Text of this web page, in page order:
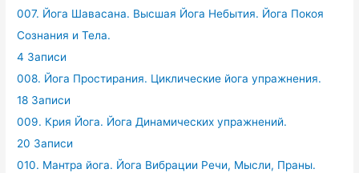
007. Йога Шавасана. Высшая Йога Небытия. Йога Покоя
Сознания и Тела.
4 Записи
008. Йога Простирания. Циклические йога упражнения.
18 Записи
009. Крия Йога. Йога Динамических упражнений.
20 Записи
010. Мантра йога. Йога Вибрации Речи, Мысли, Праны.